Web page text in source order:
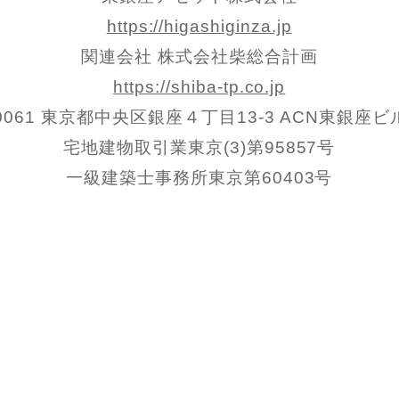
https://higashiginza.jp
関連会社 株式会社柴総合計画
https://shiba-tp.co.jp
東京都中央区銀座４丁目13-3 ACN東銀座ビ
宅地建物取引業東京(3)第95857号
一級建築士事務所東京第60403号